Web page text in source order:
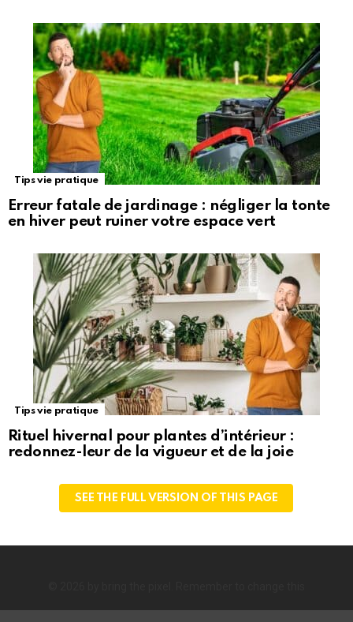
Tips vie pratique
Erreur fatale de jardinage : négliger la tonte
en hiver peut ruiner votre espace vert
Tips vie pratique
Rituel hivernal pour plantes d’intérieur :
redonnez-leur de la vigueur et de la joie
SEE THE FULL VERSION OF THIS PAGE